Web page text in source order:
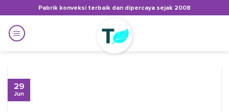
to
content
Pabrik konveksi terbaik dan dipercaya sejak 2008
29
Jun